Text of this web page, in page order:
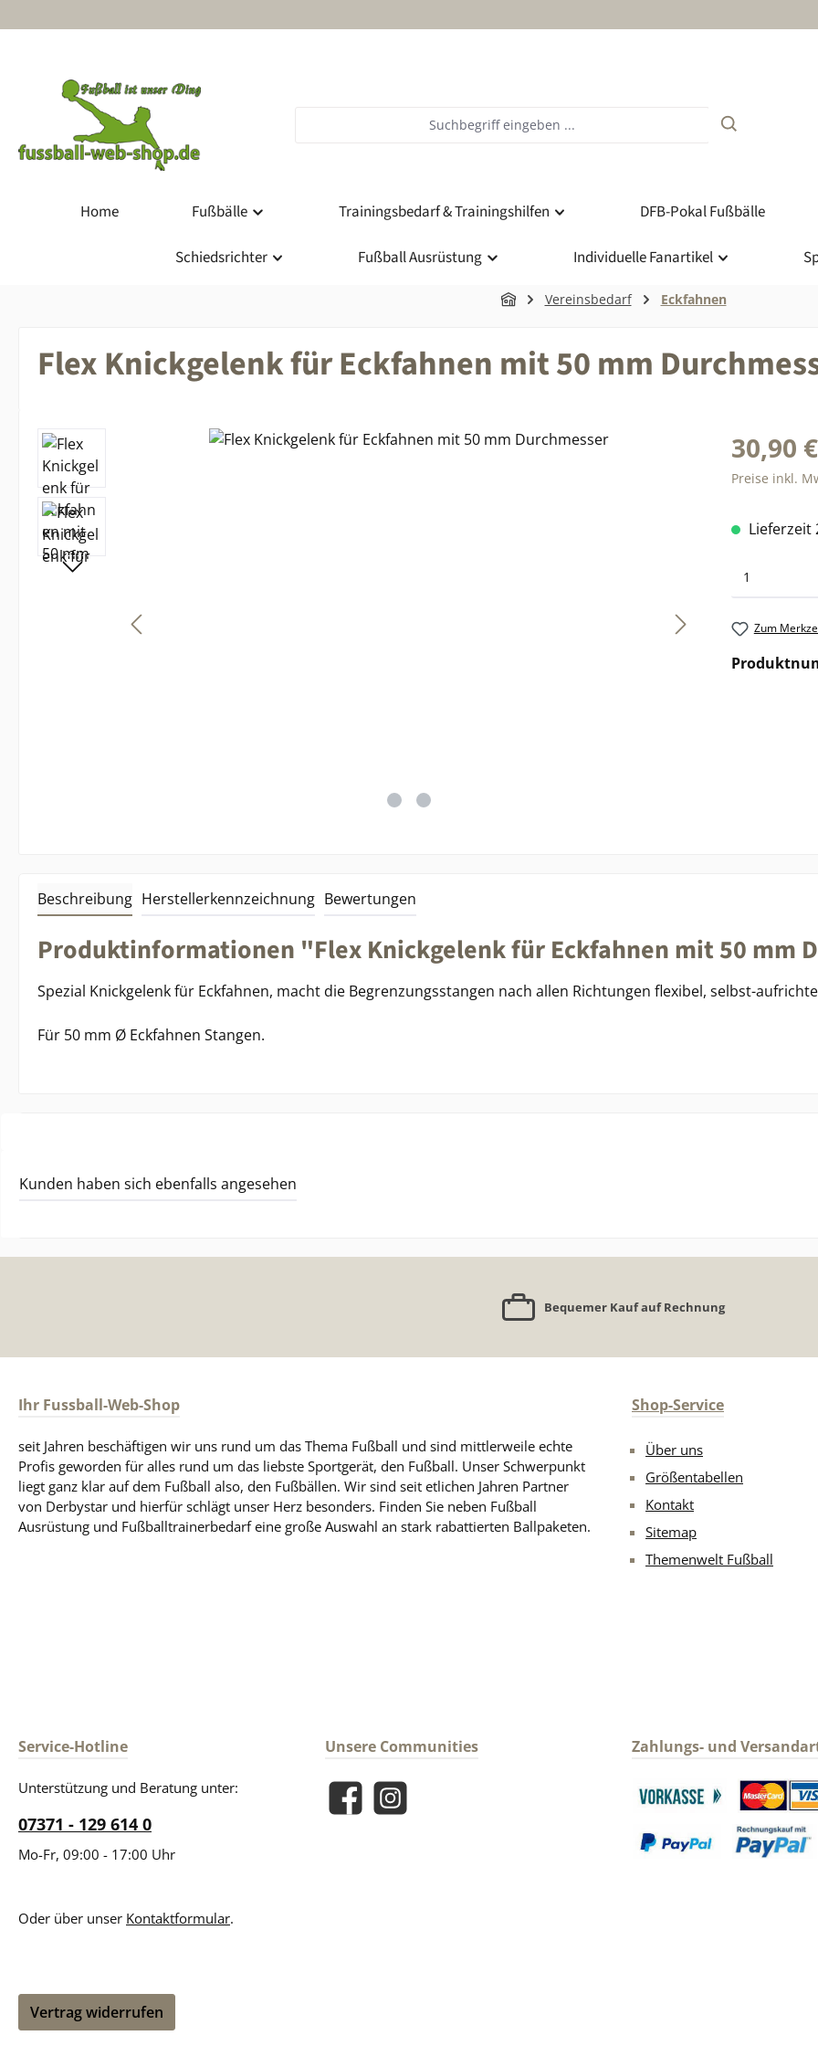
Home Fußbälle Trainingsbedarf & Trainingshilfen DFB-Pokal Fußbälle
Schiedsrichter Fußball Ausrüstung Individuelle Fanartikel
Vereinsbedarf Eckfahnen
Flex Knickgelenk für Eckfahnen mit 50 mm
Bildergalerie überspringen 30,90
Preise inkl.
Lieferzeit
Zum
Beschreibung Herstellerkennzeichnung Bewertungen
Produktinformationen "Flex Knickgelenk für Eckfahnen mit 50 mm
Spezial Knickgelenk für Eckfahnen, macht die Begrenzungsstangen nach allen Richtungen flexibel, selbst-
Für 50 mm Ø Eckfahnen Stangen.
Kunden haben sich ebenfalls angesehen
Bequemer Kauf auf Rechnung
Ihr Fussball-Web-Shop
seit Jahren beschäftigen wir uns rund um das Thema Fußball und sind mittlerweile echte
Profis geworden für alles rund um das liebste Sportgerät, den Fußball. Unser Schwerpunkt
liegt ganz klar auf dem Fußball also, den Fußbällen. Wir sind seit etlichen Jahren Partner
von Derbystar und hierfür schlägt unser Herz besonders. Finden Sie neben Fußball
Ausrüstung und Fußballtrainerbedarf eine große Auswahl an stark rabattierten Ballpaketen.
Shop-Service
Über uns
Größentabellen
Kontakt
Sitemap
Themenwelt Fußball
Service-Hotline
Unterstützung und Beratung unter:
07371 - 129 614 0
Mo-Fr, 09:00 - 17:00 Uhr
Oder über unser Kontaktformular.
Vertrag widerrufen
Unsere Communities
FacebookInstagram
Zahlungs- und
Benutzerdefiniertes Bild 1